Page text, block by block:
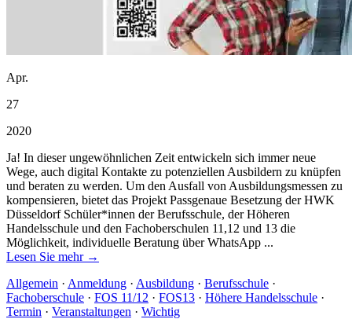
Apr.
27
2020
Ja! In dieser ungewöhnlichen Zeit entwickeln sich immer neue
Wege, auch digital Kontakte zu potenziellen Ausbildern zu knüpfen
und beraten zu werden. Um den Ausfall von Ausbildungsmessen zu
kompensieren, bietet das Projekt Passgenaue Besetzung der HWK
Düsseldorf Schüler*innen der Berufsschule, der Höheren
Handelsschule und den Fachoberschulen 11,12 und 13 die
Möglichkeit, individuelle Beratung über WhatsApp ...
Lesen Sie mehr →
Allgemein · Anmeldung · Ausbildung · Berufsschule ·
Fachoberschule · FOS 11/12 · FOS13 · Höhere Handelsschule ·
Termin · Veranstaltungen · Wichtig